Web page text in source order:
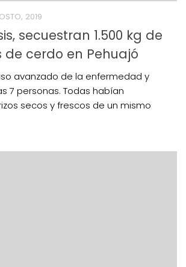
2019
secuestran 1.500 kg de
cerdo en Pehuajó
avanzado de la enfermedad y
7 personas. Todas habían
secos y frescos de un mismo